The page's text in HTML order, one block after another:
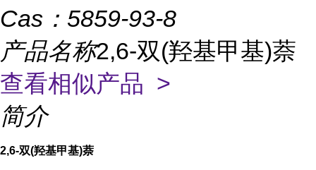
Cas： 5859-93-8
产品名称2,6-双(羟基甲基)萘
查看相似产品 >
简介
2,6-双(羟基甲基)萘